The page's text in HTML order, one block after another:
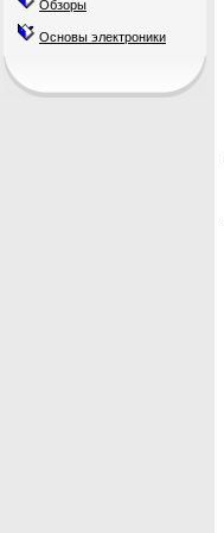
Обзоры
Основы электроники